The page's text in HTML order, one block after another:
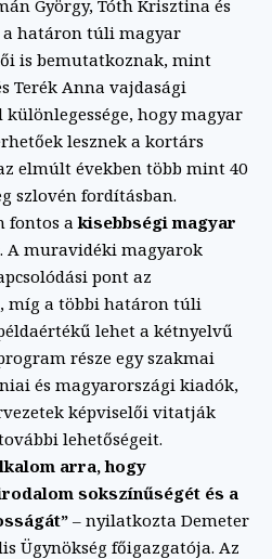
György, Tóth Krisztina és
a határon túli magyar
is bemutatkoznak, mint
Terék Anna vajdasági
hogy magyar
lesznek a kortárs
elmúlt években több mint 40
szlovén fordításban.
fontos akisebbségi magyar
A muravidéki magyarok
pont az
míg a többi határon túli
lehet a kétnyelvű
része egy szakmai
és magyarországi kiadók,
képviselői vitatják
lehetőségeit.
arra, hogy
sokszínűségét és a
– nyilatkozta Demeter
Ügynökség főigazgatója. Az